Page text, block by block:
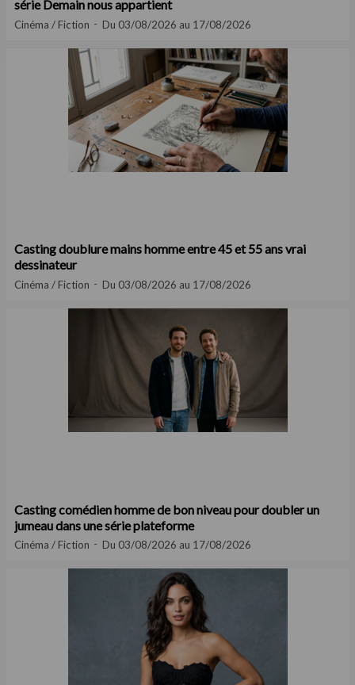
série Demain nous appartient
Cinéma / Fiction Du 03/08/2026 au 17/08/2026
Casting doublure mains homme entre 45 et 55 ans vrai
dessinateur
Cinéma / Fiction Du 03/08/2026 au 17/08/2026
Casting comédien homme de bon niveau pour doubler un
jumeau dans une série plateforme
Cinéma / Fiction Du 03/08/2026 au 17/08/2026